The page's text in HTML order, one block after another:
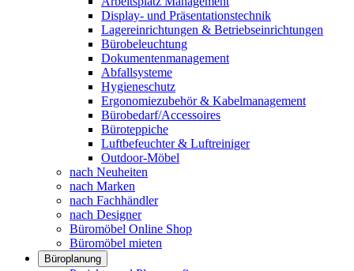
Display- und Präsentationstechnik
Lagereinrichtungen & Betriebseinrichtungen
Bürobeleuchtung
Dokumentenmanagement
Abfallsysteme
Hygieneschutz
Ergonomiezubehör & Kabelmanagement
Bürobedarf/Accessoires
Büroteppiche
Luftbefeuchter & Luftreiniger
Outdoor-Möbel
nach Neuheiten
nach Marken
nach Fachhändler
nach Designer
Büromöbel Online Shop
Büromöbel mieten
Büroplanung